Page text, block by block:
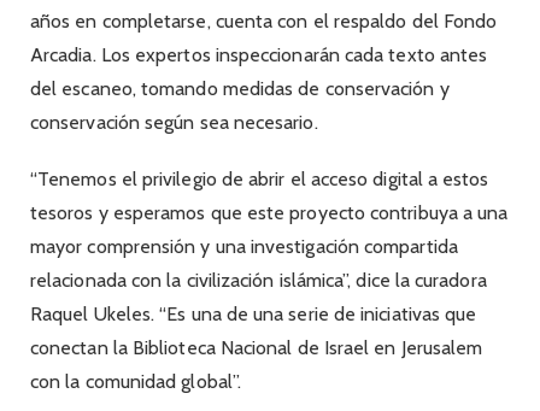
años en completarse, cuenta con el respaldo del Fondo
Arcadia. Los expertos inspeccionarán cada texto antes
del escaneo, tomando medidas de conservación y
conservación según sea necesario.
“Tenemos el privilegio de abrir el acceso digital a estos
tesoros y esperamos que este proyecto contribuya a una
mayor comprensión y una investigación compartida
relacionada con la civilización islámica”, dice la curadora
Raquel Ukeles. “Es una de una serie de iniciativas que
conectan la Biblioteca Nacional de Israel en Jerusalem
con la comunidad global”.